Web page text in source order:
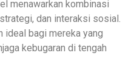
menawarkan kombinasi
dan interaksi sosial.
ideal bagi mereka yang
kebugaran di tengah